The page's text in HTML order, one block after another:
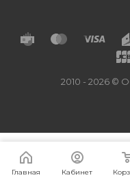
2010 - 2026 ©
Главная Кабинет